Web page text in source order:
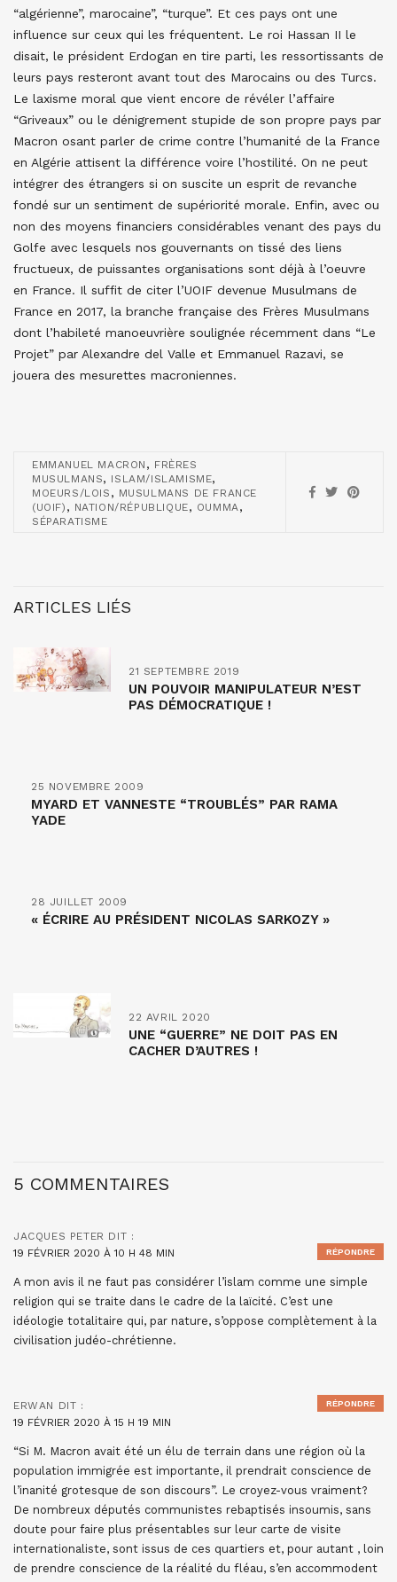
“algérienne”, marocaine”, “turque”. Et ces pays ont une
influence sur ceux qui les fréquentent. Le roi Hassan II le
disait, le président Erdogan en tire parti, les ressortissants de
leurs pays resteront avant tout des Marocains ou des Turcs.
Le laxisme moral que vient encore de révéler l’affaire
“Griveaux” ou le dénigrement stupide de son propre pays par
Macron osant parler de crime contre l’humanité de la France
en Algérie attisent la différence voire l’hostilité. On ne peut
intégrer des étrangers si on suscite un esprit de revanche
fondé sur un sentiment de supériorité morale. Enfin, avec ou
non des moyens financiers considérables venant des pays du
Golfe avec lesquels nos gouvernants on tissé des liens
fructueux, de puissantes organisations sont déjà à l’oeuvre
en France. Il suffit de citer l’UOIF devenue Musulmans de
France en 2017, la branche française des Frères Musulmans
dont l’habileté manoeuvrière soulignée récemment dans “Le
Projet” par Alexandre del Valle et Emmanuel Razavi, se
jouera des mesurettes macroniennes.
EMMANUEL MACRON , FRÈRES
MUSULMANS, ISLAM/ISLAMISME,
MOEURS/LOIS , MUSULMANS DE FRANCE
(UOIF) , NATION/RÉPUBLIQUE, OUMMA,
SÉPARATISME
ARTICLES LIÉS
21 SEPTEMBRE 2019
UN POUVOIR MANIPULATEUR N’EST
PAS DÉMOCRATIQUE !
25 NOVEMBRE 2009
MYARD ET VANNESTE “TROUBLÉS” PAR RAMA
YADE
28 JUILLET 2009
« ÉCRIRE AU PRÉSIDENT NICOLAS SARKOZY »
22 AVRIL 2020
UNE “GUERRE” NE DOIT PAS EN
CACHER D’AUTRES !
5 COMMENTAIRES
JACQUES PETER DIT :
19 FÉVRIER 2020 À 10 H 48 MIN
A mon avis il ne faut pas considérer l’islam comme une simple
religion qui se traite dans le cadre de la laïcité. C’est une
idéologie totalitaire qui, par nature, s’oppose complètement à la
civilisation judéo-chrétienne.
RÉPONDRE
ERWAN DIT :
19 FÉVRIER 2020 À 15 H 19 MIN
“Si M. Macron avait été un élu de terrain dans une région où la
population immigrée est importante, il prendrait conscience de
l’inanité grotesque de son discours”. Le croyez-vous vraiment?
De nombreux députés communistes rebaptisés insoumis, sans
doute pour faire plus présentables sur leur carte de visite
internationaliste, sont issus de ces quartiers et, pour autant , loin
de prendre conscience de la réalité du fléau, s’en accommodent
RÉPONDRE